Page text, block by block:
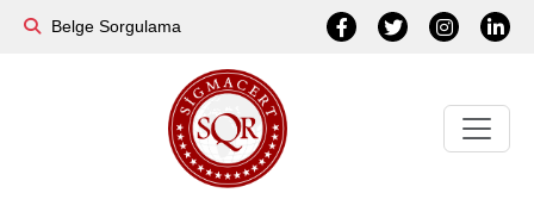
Belge Sorgulama